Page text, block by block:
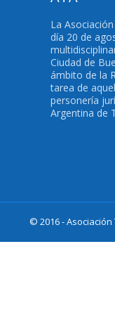
La
día 20 de
Ciudad de
ámbito de la
tarea de
personería
Argentina de
© 2016 -